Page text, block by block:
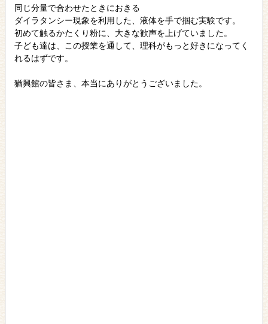
同じ分量で合わせたときにおきる
ダイラタンシー現象を利用した、液体を手で掴む実験です。
初めて触るかたくり粉に、大きな歓声を上げていました。
子ども達は、この授業を通して、理科がもっと好きになってく
れるはずです。
猶興館の皆さま、本当にありがとうございました。